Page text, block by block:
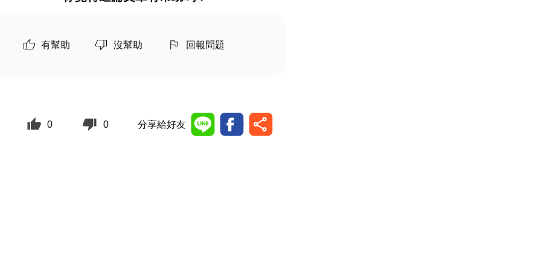
有幫助 沒幫助 回報問題
0 0 分享給好友